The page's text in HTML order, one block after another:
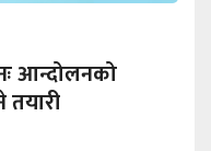
आन्दोलनको